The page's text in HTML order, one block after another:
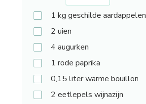
1 kg geschilde aardappelen
2 uien
4 augurken
1 rode paprika
0,15 liter warme bouillon
2 eetlepels wijnazijn